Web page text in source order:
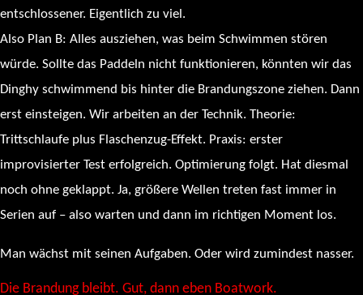
entschlossener. Eigentlich zu viel.
Also Plan B: Alles ausziehen, was beim Schwimmen stören
würde. Sollte das Paddeln nicht funktionieren, könnten wir das
Dinghy schwimmend bis hinter die Brandungszone ziehen. Dann
erst einsteigen. Wir arbeiten an der Technik. Theorie:
Trittschlaufe plus Flaschenzug-Effekt. Praxis: erster
improvisierter Test erfolgreich. Optimierung folgt. Hat diesmal
noch ohne geklappt. Ja, größere Wellen treten fast immer in
Serien auf – also warten und dann im richtigen Moment los.
Man wächst mit seinen Aufgaben. Oder wird zumindest nasser.
Die Brandung bleibt. Gut, dann eben Boatwork.